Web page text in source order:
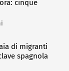
cinque
di migranti
spagnola